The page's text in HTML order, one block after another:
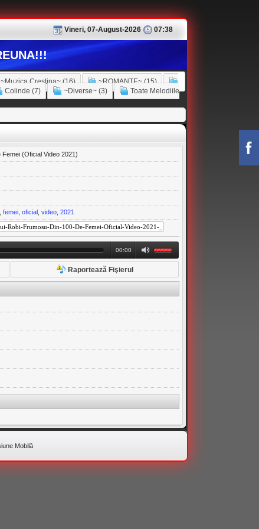
Vineri, 07-August-2026 07:38
Crestina~ (16)
~ROMANTE~ (15)
Colinde (7) ~Diverse~ (3)
Toate Melodiile
(Oficial Video 2021)
femei oficial video 2021
00:00
Raportează Fişierul
Mobilă